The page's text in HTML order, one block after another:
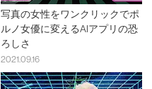
写真の女性をワンクリックでポ
ルノ女優に変えるAIアプリの恐
ろしさ
2021.09.16